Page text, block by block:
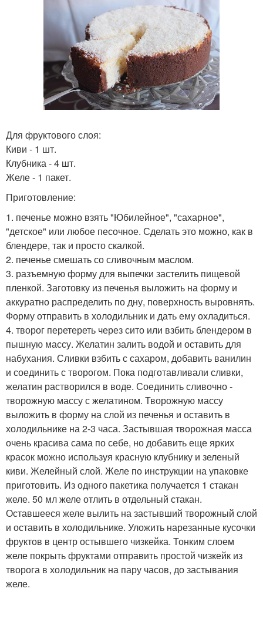
Для фруктового слоя:
Киви - 1 шт.
Клубника - 4 шт.
Желе - 1 пакет.
Приготовление:
1. печенье можно взять "Юбилейное", "сахарное",
"детское" или любое песочное. Сделать это можно, как в
блендере, так и просто скалкой.
2. печенье смешать со сливочным маслом.
3. разъемную форму для выпечки застелить пищевой
пленкой. Заготовку из печенья выложить на форму и
аккуратно распределить по дну, поверхность выровнять.
Форму отправить в холодильник и дать ему охладиться.
4. творог перетереть через сито или взбить блендером в
пышную массу. Желатин залить водой и оставить для
набухания. Сливки взбить с сахаром, добавить ванилин
и соединить с творогом. Пока подготавливали сливки,
желатин растворился в воде. Соединить сливочно -
творожную массу с желатином. Творожную массу
выложить в форму на слой из печенья и оставить в
холодильнике на 2-3 часа. Застывшая творожная масса
очень красива сама по себе, но добавить еще ярких
красок можно используя красную клубнику и зеленый
киви. Желейный слой. Желе по инструкции на упаковке
приготовить. Из одного пакетика получается 1 стакан
желе. 50 мл желе отлить в отдельный стакан.
Оставшееся желе вылить на застывший творожный слой
и оставить в холодильнике. Уложить нарезанные кусочки
фруктов в центр остывшего чизкейка. Тонким слоем
желе покрыть фруктами отправить простой чизкейк из
творога в холодильник на пару часов, до застывания
желе.